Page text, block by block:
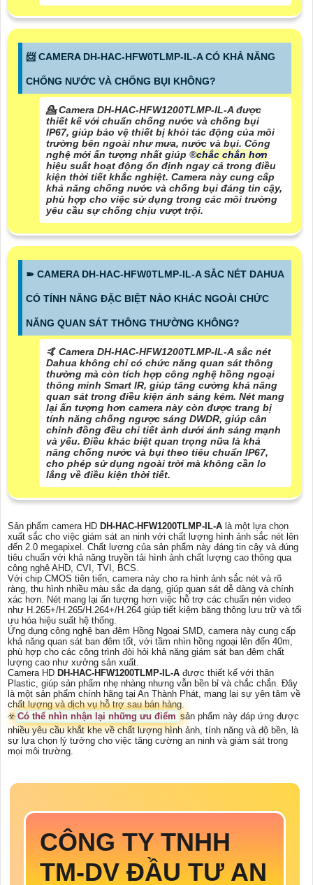
📨 CAMERA DH-HAC-HFW0TLMP-IL-A CÓ KHẢ NĂNG
CHỐNG NƯỚC VÀ CHỐNG BỤI KHÔNG?
💁 Camera DH-HAC-HFW1200TLMP-IL-A được
thiết kế với chuẩn chống nước và chống bụi
IP67, giúp bảo vệ thiết bị khỏi tác động của môi
trường bên ngoài như mưa, nước và bụi. Công
nghệ mới ấn tượng nhất giúp ®️chắc chắn hơn
hiệu suất hoạt động ổn định ngay cả trong điều
kiện thời tiết khắc nghiệt. Camera này cung cấp
khả năng chống nước và chống bụi đáng tin cậy,
phù hợp cho việc sử dụng trong các môi trường
yêu cầu sự chống chịu vượt trội.
➽ CAMERA DH-HAC-HFW0TLMP-IL-A SẮC NÉT DAHUA
CÓ TÍNH NĂNG ĐẶC BIỆT NÀO KHÁC NGOÀI CHỨC
NĂNG QUAN SÁT THÔNG THƯỜNG KHÔNG?
🤙 Camera DH-HAC-HFW1200TLMP-IL-A sắc nét
Dahua không chỉ có chức năng quan sát thông
thường mà còn tích hợp công nghệ hồng ngoại
thông minh Smart IR, giúp tăng cường khả năng
quan sát trong điều kiện ánh sáng kém. Nét mang
lại ấn tượng hơn camera này còn được trang bị
tính năng chống ngược sáng DWDR, giúp cân
chỉnh đồng đều chi tiết ảnh dưới ánh sáng mạnh
và yếu. Điều khác biệt quan trọng nữa là khả
năng chống nước và bụi theo tiêu chuẩn IP67,
cho phép sử dụng ngoài trời mà không cần lo
lắng về điều kiện thời tiết.
Sản phẩm camera HD DH-HAC-HFW1200TLMP-IL-A là một lựa chọn
xuất sắc cho việc giám sát an ninh với chất lượng hình ảnh sắc nét lên
đến 2.0 megapixel. Chất lượng của sản phẩm này đáng tin cậy và đúng
tiêu chuẩn với khả năng truyền tải hình ảnh chất lượng cao thông qua
công nghệ AHD, CVI, TVI, BCS.
Với chip CMOS tiên tiến, camera này cho ra hình ảnh sắc nét và rõ
ràng, thu hình nhiều màu sắc đa dạng, giúp quan sát dễ dàng và chính
xác hơn. Nét mang lại ấn tượng hơn việc hỗ trợ các chuẩn nén video
như H.265+/H.265/H.264+/H.264 giúp tiết kiệm băng thông lưu trữ và tối
ưu hóa hiệu suất hệ thống.
Ứng dụng công nghệ ban đêm Hồng Ngoại SMD, camera này cung cấp
khả năng quan sát ban đêm tốt, với tầm nhìn hồng ngoại lên đến 40m,
phù hợp cho các công trình đòi hỏi khả năng giám sát ban đêm chất
lượng cao như xưởng sản xuất.
Camera HD DH-HAC-HFW1200TLMP-IL-A được thiết kế với thân
Plastic, giúp sản phẩm nhẹ nhàng nhưng vẫn bền bỉ và chắc chắn. Đây
là một sản phẩm chính hãng tại An Thành Phát, mang lại sự yên tâm về
chất lượng và dịch vụ hỗ trợ sau bán hàng.
☣️ Có thể nhìn nhận lại những ưu điểm sản phẩm này đáp ứng được
nhiều yêu cầu khắt khe về chất lượng hình ảnh, tính năng và độ bền, là
sự lựa chọn lý tưởng cho việc tăng cường an ninh và giám sát trong
mọi môi trường.
CÔNG TY TNHH
TM-DV ĐẦU TƯ AN